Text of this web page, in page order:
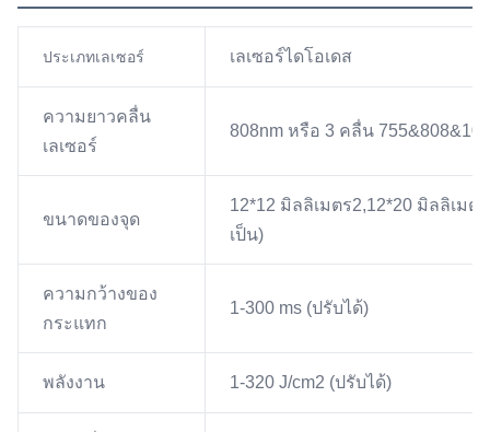
ประเภทเลเซอร์ เลเซอร์ไดโอเดส
ความยาวคลื่น
เลเซอร์
808nm หรือ 3 คลื่น
ขนาดของจุด
12*12 มิลลิเมตร2,12*20 มิลลิเมต
เป็น)
ความกว้างของ
กระแทก
1-300 ms (ปรับได้)
พลังงาน 1-320 J/cm2 (ปรับได้)